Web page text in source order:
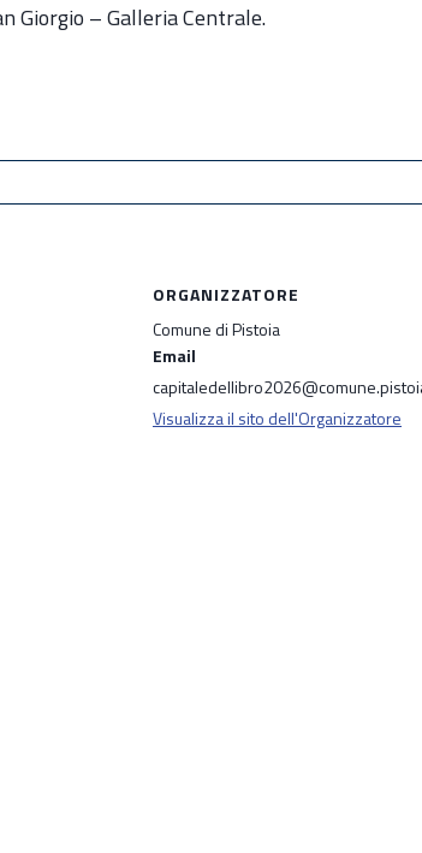
Giorgio – Galleria Centrale.
ORGANIZZATORE
Comune di Pistoia
Email
Visualizza il sito dell'Organizzatore